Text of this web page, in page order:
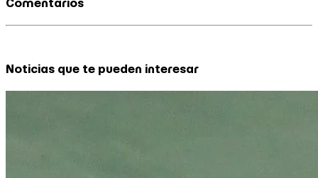
Comentarios
Noticias que te pueden interesar